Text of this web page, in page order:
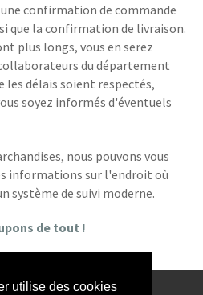
utilise des cookies
confirmation de commande
que la confirmation de livraison.
plus longs, vous en serez
du département
les délais soient respectés,
soyez informés d'éventuels
nous pouvons vous
informations sur l'endroit où
système de suivi moderne.
de tout !